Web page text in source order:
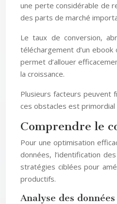
une perte considérable de
des parts de marché
Le taux de conversion,
téléchargement d’un
permet d’allouer
la croissance.
Plusieurs facteurs peuvent
ces obstacles est
Comprendre le
Pour une optimisation
données, l’identification
stratégies ciblées pour
productifs.
Analyse des